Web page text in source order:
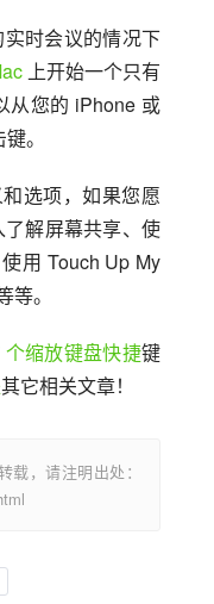
时会议的情况下
上开始一个只有
从您的 iPhone 或
。
选项，如果您愿
解屏幕共享、使
用 Touch Up My
。
缩放键盘快捷键
其它相关文章！
载，请注明出处：